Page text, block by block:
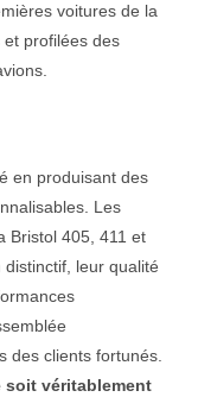
voitures de la
profilées des
en produisant des
Les
Bristol 405, 411 et
leur qualité
des clients fortunés.
soit véritablement